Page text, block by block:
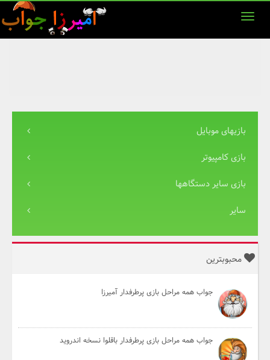
بازیهای موبایل
بازی کامپیوتر
بازی سایر دستگاهها
سایر
محبوبترین
جواب همه مراحل بازی پرطرفدار آمیرزا
جواب همه مراحل بازی پرطرفدار باقلوا نسخه اندروید